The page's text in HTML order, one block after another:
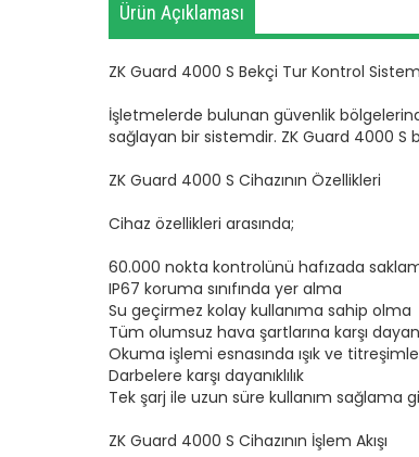
Ürün Açıklaması
ZK Guard 4000 S Bekçi Tur Kontrol
İşletmelerde bulunan güvenlik
sağlayan bir sistemdir. ZK Guard 4000
ZK Guard 4000 S Cihazının Özellikleri
Cihaz özellikleri arasında;
60.000 nokta kontrolünü hafızada
IP67 koruma sınıfında yer alma
Su geçirmez kolay kullanıma sahip olma
Tüm olumsuz hava şartlarına karşı
Okuma işlemi esnasında ışık ve
Darbelere karşı dayanıklılık
Tek şarj ile uzun süre kullanım sağlama
ZK Guard 4000 S Cihazının İşlem Akışı